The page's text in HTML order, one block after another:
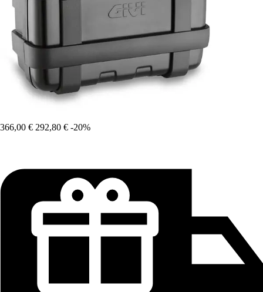
366,00 € 292,80 € -20%